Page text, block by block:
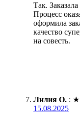
Так.
Процесс
оформила
качество
на совесть.
Лилия О. : ★
15.08.2025